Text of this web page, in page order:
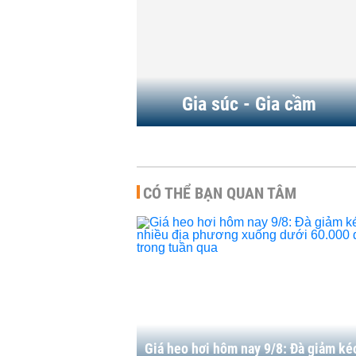
Gia súc - Gia cầm
7/8: Sẽ có thêm một
19:30 | 06/
CÓ THỂ BẠN QUAN TÂM
Giá heo hơi hôm nay 9/8: Đà giảm